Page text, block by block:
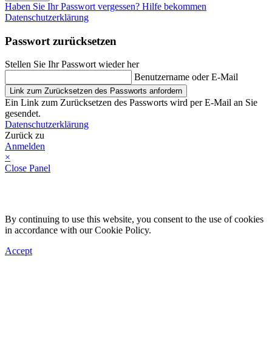
Haben Sie Ihr Passwort vergessen? Hilfe bekommen
Datenschutzerklärung
Passwort zurücksetzen
Stellen Sie Ihr Passwort wieder her
Benutzername oder E-Mail
Link zum Zurücksetzen des Passworts anfordern
Ein Link zum Zurücksetzen des Passworts wird per E-Mail an Sie
gesendet.
Datenschutzerklärung
Zurück zu
Anmelden
×
Close Panel
By continuing to use this website, you consent to the use of cookies
in accordance with our Cookie Policy.
Accept